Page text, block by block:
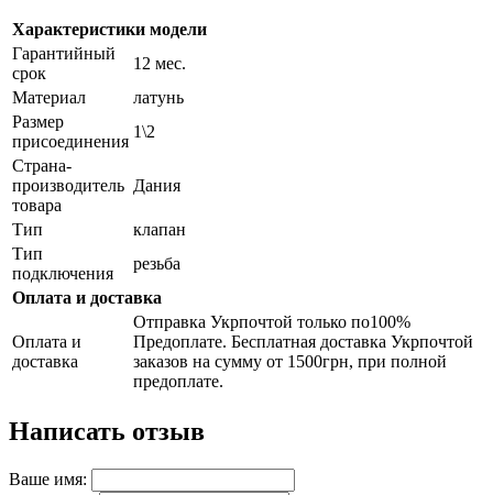
Характеристики модели
Гарантийный
срок
12 мес.
Материал
латунь
Размер
присоединения
1\2
Страна-
производитель
товара
Дания
Тип
клапан
Тип
подключения
резьба
Оплата и доставка
Оплата и
доставка
Отправка Укрпочтой только по100%
Предоплате. Бесплатная доставка Укрпочтой
заказов на сумму от 1500грн, при полной
предоплате.
Написать отзыв
Ваше имя: